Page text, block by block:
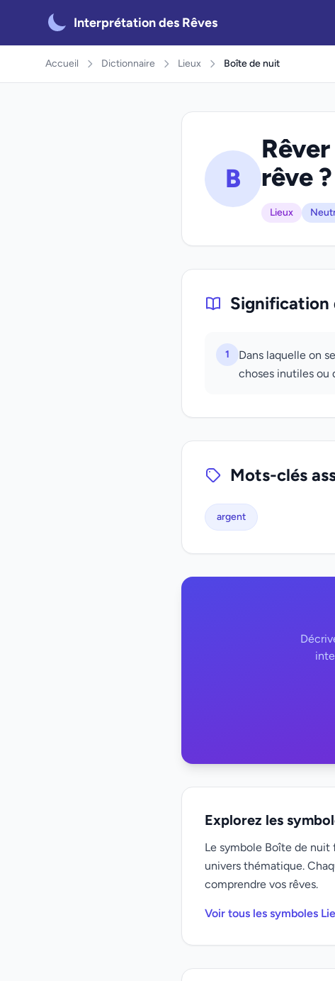
Interprétation des Rêves
Accueil Dictionnaire Lieux Boîte de nuit
B
rêve ?
Lieux
Signification
1
Dans laquelle on
choses inutiles ou
Mots-clés
argent
Explorez les
Le symbole Boîte de
univers thématique.
comprendre vos rêves.
Voir tous les symboles